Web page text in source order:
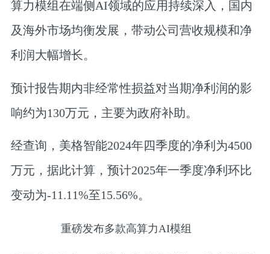
算力模组在端侧AI领域的应用持续深入，国内
及海外市场均衡发展，带动公司营收规模和净
利润大幅增长。
预计报告期内非经常性损益对当期净利润的影
响约为130万元，主要为政府补助。
经查询，美格智能2024年四季度的净利为4500
万元，据此计算，预计2025年一季度净利环比
变动为-11.11%至15.56%。
重磅发布多款高算力AI模组